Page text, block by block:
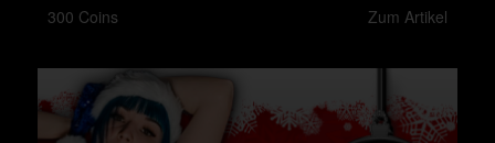
300 Coins Zum Artikel